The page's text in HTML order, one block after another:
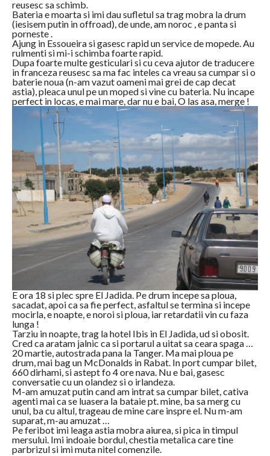
reusesc sa schimb.
Bateria e moarta si imi dau sufletul sa trag mobra la drum
(iesisem putin in offroad), de unde, am noroc , e panta si
porneste .
Ajung in Essoueira si gasesc rapid un service de mopede. Au
rulmenti si mi-i schimba foarte rapid.
Dupa foarte multe gesticulari si cu ceva ajutor de traducere
in franceza reusesc sa ma fac inteles ca vreau sa cumpar si o
baterie noua (n-am vazut oameni mai grei de cap decat
astia), pleaca unul pe un moped si vine cu bateria. Nu incape
perfect in locas, e mai mare, dar nu e bai, O las asa, merge !
E ora 18 si plec spre El Jadida. Pe drum incepe sa ploua,
sacadat, apoi ca sa fie perfect, asfaltul se termina si incepe
mocirla, e noapte, e noroi si ploua, iar retardatii vin cu faza
lunga !
Tarziu in noapte, trag la hotel Ibis in El Jadida, ud si obosit.
Cred ca aratam jalnic ca si portarul a uitat sa ceara spaga …
20 martie, autostrada pana la Tanger. Ma mai ploua pe
drum, mai bag un McDonalds in Rabat. In port cumpar bilet,
660 dirhami, si astept fo 4 ore nava. Nu e bai, gasesc
conversatie cu un olandez si o irlandeza.
M-am amuzat putin cand am intrat sa cumpar bilet, cativa
agenti mai ca se luasera la bataie pt. mine, ba sa merg cu
unul, ba cu altul, trageau de mine care inspre el. Nu m-am
suparat, m-au amuzat …
Pe feribot imi leaga astia mobra aiurea, si pica in timpul
mersului. Imi indoaie bordul, chestia metalica care tine
parbrizul si imi muta nitel comenzile.